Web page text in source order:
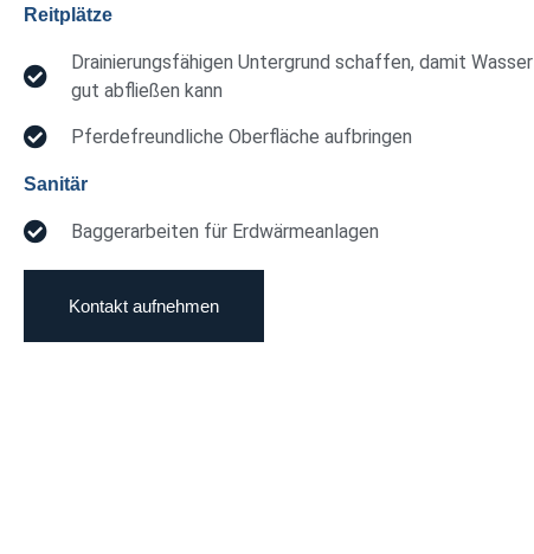
Reitplätze
Drainierungsfähigen Untergrund schaffen, damit Wasser
gut abfließen kann
Pferdefreundliche Oberfläche aufbringen
Sanitär
Baggerarbeiten für Erdwärmeanlagen
Kontakt aufnehmen